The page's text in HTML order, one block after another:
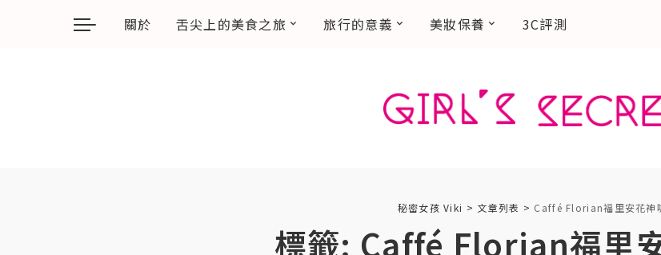
關於 舌尖上的美食之旅 旅行的意義 美妝保養 3C評測
秘密女孩 Viki > 文章列表 > Caffé Florian福里安花神
標籤: Caffé Florian福里